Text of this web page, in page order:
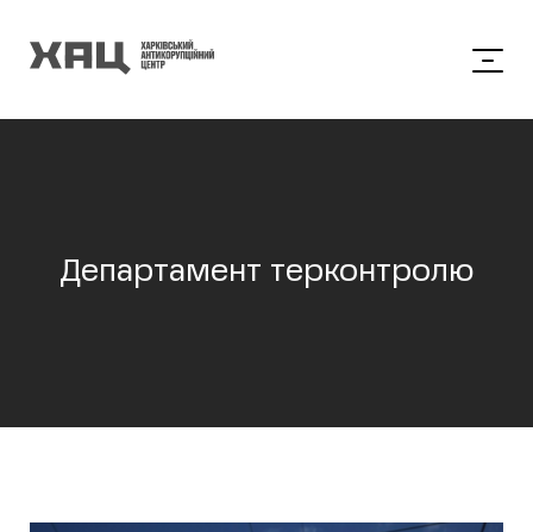
Департамент терконтролю